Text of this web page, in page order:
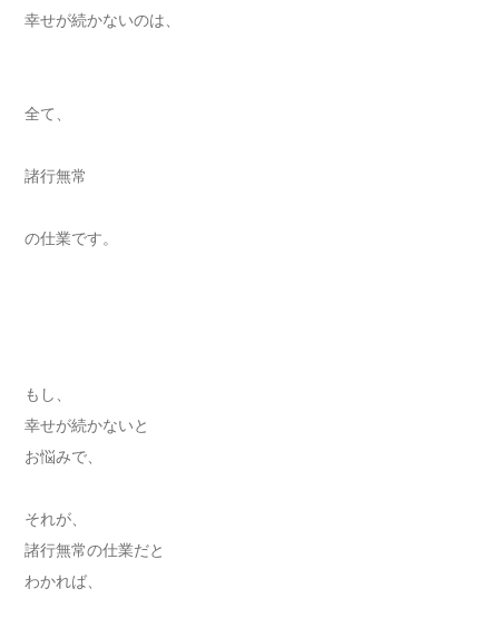
幸せが続かないのは、
全て、
諸行無常
の仕業です。
もし、
幸せが続かないと
お悩みで、
それが、
諸行無常の仕業だと
わかれば、